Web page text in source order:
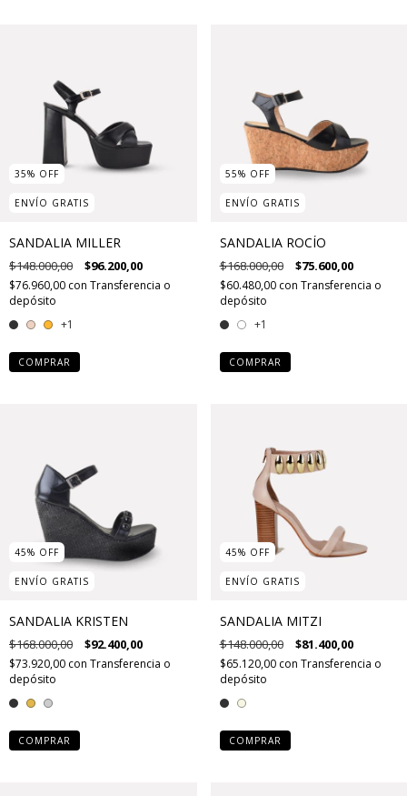
35% OFF
ENVÍO GRATIS
SANDALIA MILLER
$148.000,00 $96.200,00
$76.960,00 con Transferencia o
depósito
+1
COMPRAR
55% OFF
ENVÍO GRATIS
SANDALIA ROCÍO
$168.000,00 $75.600,00
$60.480,00 con Transferencia o
depósito
+1
COMPRAR
45% OFF
ENVÍO GRATIS
SANDALIA KRISTEN
$168.000,00 $92.400,00
$73.920,00 con Transferencia o
depósito
COMPRAR
45% OFF
ENVÍO GRATIS
SANDALIA MITZI
$148.000,00 $81.400,00
$65.120,00 con Transferencia o
depósito
COMPRAR